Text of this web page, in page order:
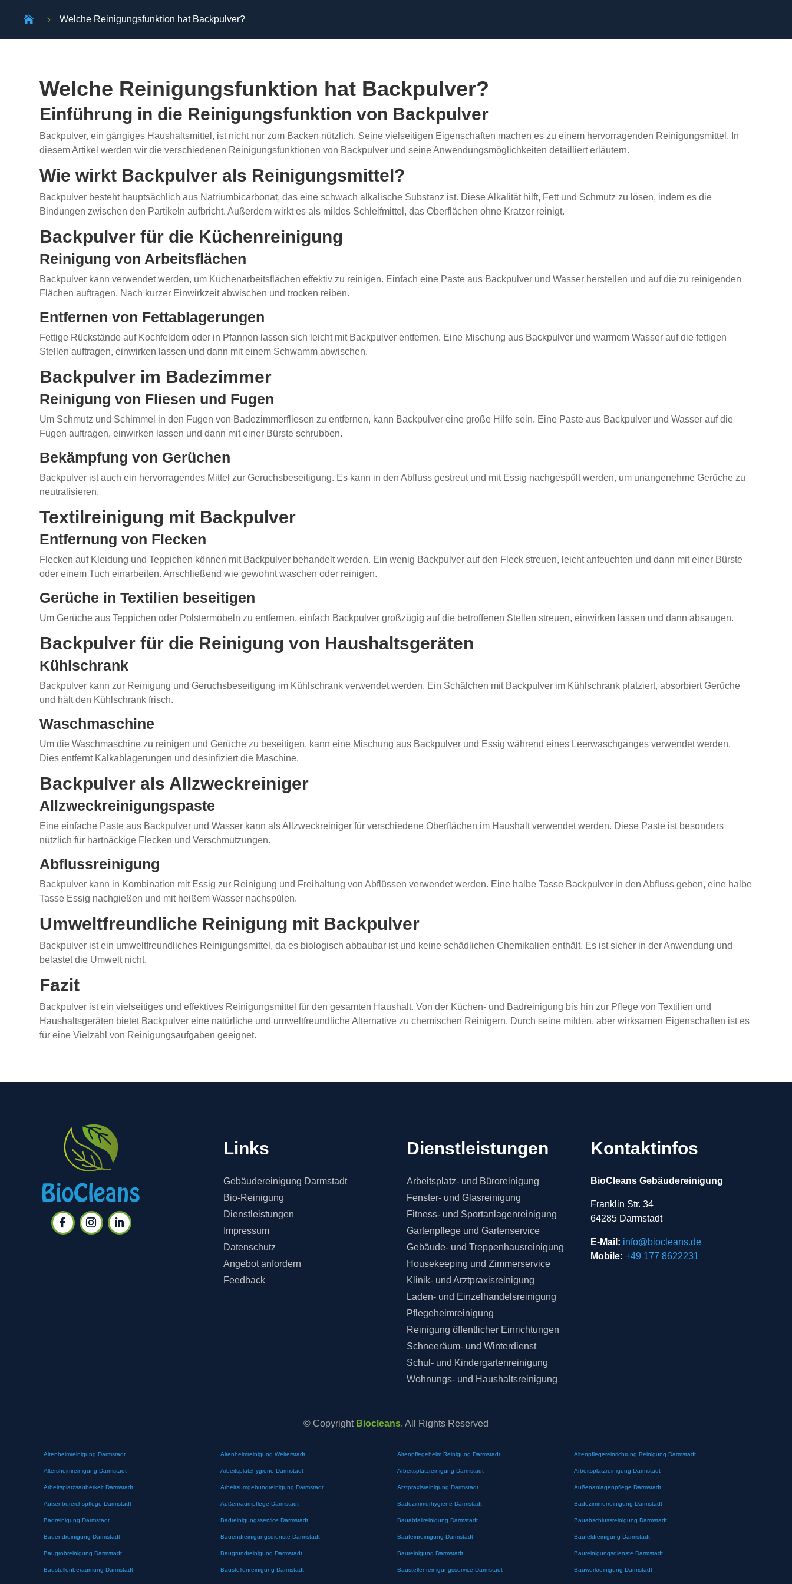
 5 Welche Reinigungsfunktion hat Backpulver?
Welche Reinigungsfunktion hat Backpulver?
Einführung in die Reinigungsfunktion von Backpulver
Backpulver, ein gängiges Haushaltsmittel, ist nicht nur zum Backen nützlich. Seine vielseitigen Eigenschaften machen es zu einem hervorragenden Reinigungsmittel. In
diesem Artikel werden wir die verschiedenen Reinigungsfunktionen von Backpulver und seine Anwendungsmöglichkeiten detailliert erläutern.
Wie wirkt Backpulver als Reinigungsmittel?
Backpulver besteht hauptsächlich aus Natriumbicarbonat, das eine schwach alkalische Substanz ist. Diese Alkalität hilft, Fett und Schmutz zu lösen, indem es die
Bindungen zwischen den Partikeln aufbricht. Außerdem wirkt es als mildes Schleifmittel, das Oberflächen ohne Kratzer reinigt.
Backpulver für die Küchenreinigung
Reinigung von Arbeitsflächen
Backpulver kann verwendet werden, um Küchenarbeitsflächen effektiv zu reinigen. Einfach eine Paste aus Backpulver und Wasser herstellen und auf die zu reinigenden
Flächen auftragen. Nach kurzer Einwirkzeit abwischen und trocken reiben.
Entfernen von Fettablagerungen
Fettige Rückstände auf Kochfeldern oder in Pfannen lassen sich leicht mit Backpulver entfernen. Eine Mischung aus Backpulver und warmem Wasser auf die fettigen
Stellen auftragen, einwirken lassen und dann mit einem Schwamm abwischen.
Backpulver im Badezimmer
Reinigung von Fliesen und Fugen
Um Schmutz und Schimmel in den Fugen von Badezimmerfliesen zu entfernen, kann Backpulver eine große Hilfe sein. Eine Paste aus Backpulver und Wasser auf die
Fugen auftragen, einwirken lassen und dann mit einer Bürste schrubben.
Bekämpfung von Gerüchen
Backpulver ist auch ein hervorragendes Mittel zur Geruchsbeseitigung. Es kann in den Abfluss gestreut und mit Essig nachgespült werden, um unangenehme Gerüche zu
neutralisieren.
Textilreinigung mit Backpulver
Entfernung von Flecken
Flecken auf Kleidung und Teppichen können mit Backpulver behandelt werden. Ein wenig Backpulver auf den Fleck streuen, leicht anfeuchten und dann mit einer Bürste
oder einem Tuch einarbeiten. Anschließend wie gewohnt waschen oder reinigen.
Gerüche in Textilien beseitigen
Um Gerüche aus Teppichen oder Polstermöbeln zu entfernen, einfach Backpulver großzügig auf die betroffenen Stellen streuen, einwirken lassen und dann absaugen.
Backpulver für die Reinigung von Haushaltsgeräten
Kühlschrank
Backpulver kann zur Reinigung und Geruchsbeseitigung im Kühlschrank verwendet werden. Ein Schälchen mit Backpulver im Kühlschrank platziert, absorbiert Gerüche
und hält den Kühlschrank frisch.
Waschmaschine
Um die Waschmaschine zu reinigen und Gerüche zu beseitigen, kann eine Mischung aus Backpulver und Essig während eines Leerwaschganges verwendet werden.
Dies entfernt Kalkablagerungen und desinfiziert die Maschine.
Backpulver als Allzweckreiniger
Allzweckreinigungspaste
Eine einfache Paste aus Backpulver und Wasser kann als Allzweckreiniger für verschiedene Oberflächen im Haushalt verwendet werden. Diese Paste ist besonders
nützlich für hartnäckige Flecken und Verschmutzungen.
Abflussreinigung
Backpulver kann in Kombination mit Essig zur Reinigung und Freihaltung von Abflüssen verwendet werden. Eine halbe Tasse Backpulver in den Abfluss geben, eine halbe
Tasse Essig nachgießen und mit heißem Wasser nachspülen.
Umweltfreundliche Reinigung mit Backpulver
Backpulver ist ein umweltfreundliches Reinigungsmittel, da es biologisch abbaubar ist und keine schädlichen Chemikalien enthält. Es ist sicher in der Anwendung und
belastet die Umwelt nicht.
Fazit
Backpulver ist ein vielseitiges und effektives Reinigungsmittel für den gesamten Haushalt. Von der Küchen- und Badreinigung bis hin zur Pflege von Textilien und
Haushaltsgeräten bietet Backpulver eine natürliche und umweltfreundliche Alternative zu chemischen Reinigern. Durch seine milden, aber wirksamen Eigenschaften ist es
für eine Vielzahl von Reinigungsaufgaben geeignet.
Links
Gebäudereinigung Darmstadt
Bio-Reinigung
Dienstleistungen
Impressum
Datenschutz
Angebot anfordern
Feedback
Dienstleistungen
Arbeitsplatz- und Büroreinigung
Fenster- und Glasreinigung
Fitness- und Sportanlagenreinigung
Gartenpflege und Gartenservice
Gebäude- und Treppenhausreinigung
Housekeeping und Zimmerservice
Klinik- und Arztpraxisreinigung
Laden- und Einzelhandelsreinigung
Pflegeheimreinigung
Reinigung öffentlicher Einrichtungen
Schneeräum- und Winterdienst
Schul- und Kindergartenreinigung
Wohnungs- und Haushaltsreinigung
Kontaktinfos
BioCleans Gebäudereinigung
Franklin Str. 34
64285 Darmstadt
E-Mail: info@biocleans.de
Mobile: +49 177 8622231
© Copyright Biocleans. All Rights Reserved
Altenheimreinigung Darmstadt Altenheimreinigung Weiterstadt Altenpflegeheim Reinigung Darmstadt Altenpflegereinrichtung Reinigung Darmstadt
Altersheimreinigung Darmstadt Arbeitsplatzhygiene Darmstadt Arbeitsplatzreinigung Darmstadt Arbeitsplatzreinigung Darmstadt
Arbeitsplatzsauberkeit Darmstadt Arbeitsumgebungreinigung Darmstadt Arztpraxisreinigung Darmstadt Außenanlagenpflege Darmstadt
Außenbereichspflege Darmstadt Außenraumpflege Darmstadt Badezimmerhygiene Darmstadt Badezimmerreinigung Darmstadt
Badreinigung Darmstadt Badreinigungsservice Darmstadt Bauabfallreinigung Darmstadt Bauabschlussreinigung Darmstadt
Bauendreinigung Darmstadt Bauendreinigungsdienste Darmstadt Baufeinreinigung Darmstadt Baufeldreinigung Darmstadt
Baugrobreinigung Darmstadt Baugrundreinigung Darmstadt Baureinigung Darmstadt Baureinigungsdienste Darmstadt
Baustellenberäumung Darmstadt Baustellenreinigung Darmstadt Baustellenreinigungsservice Darmstadt Bauwerkreinigung Darmstadt